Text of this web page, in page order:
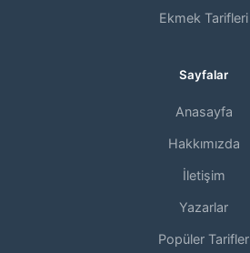
Ekmek Tarifleri
Sayfalar
Anasayfa
Hakkımızda
İletişim
Yazarlar
Popüler Tarifler